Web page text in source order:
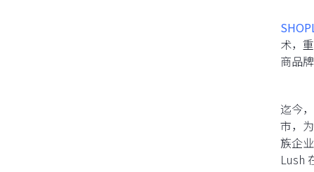
术，
商品
迄今
市，
族企
Lush